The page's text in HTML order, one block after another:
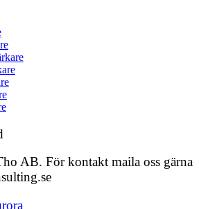
AB. För kontakt maila oss gärna